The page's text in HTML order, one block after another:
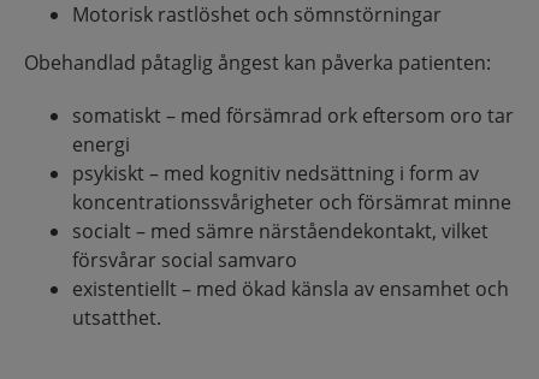
Motorisk rastlöshet och sömnstörningar
Obehandlad påtaglig ångest kan påverka patienten:
somatiskt – med försämrad ork eftersom oro tar
energi
psykiskt – med kognitiv nedsättning i form av
koncentrationssvårigheter och försämrat minne
socialt – med sämre närståendekontakt, vilket
försvårar social samvaro
existentiellt – med ökad känsla av ensamhet och
utsatthet.